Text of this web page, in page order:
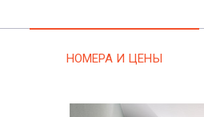
НОМЕРА И ЦЕНЫ